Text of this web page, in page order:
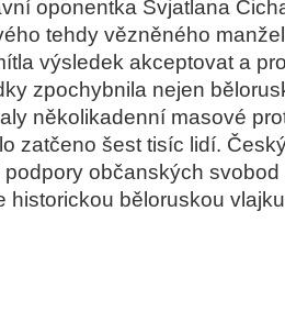
oponentka Svjatlana
tehdy vězněného
výsledek akceptovat a
zpochybnila nejen
několikadenní masové
zatčeno šest tisíc lidí.
občanských
historickou běloruskou